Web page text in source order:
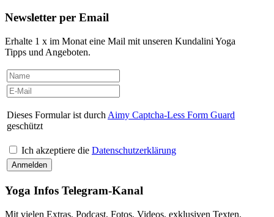
Newsletter per Email
Erhalte 1 x im Monat eine Mail mit unseren Kundalini Yoga
Tipps und Angeboten.
Dieses Formular ist durch Aimy Captcha-Less Form Guard
geschützt
Ich akzeptiere die Datenschutzerklärung
Yoga Infos Telegram-Kanal
Mit vielen Extras, Podcast, Fotos, Videos, exklusiven Texten,